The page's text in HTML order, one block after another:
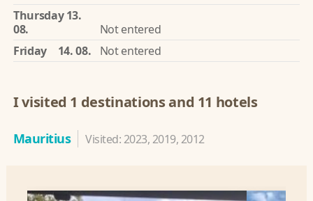
Thursday13.
08.
Not entered
Friday
14. 08. Not entered
I visited 1 destinations and 11 hotels
Mauritius Visited: 2023, 2019, 2012